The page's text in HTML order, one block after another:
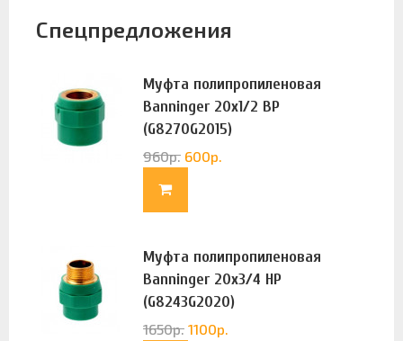
Спецпредложения
Муфта полипропиленовая
Banninger 20х1/2 ВР
(G8270G2015)
960р. 600р.
Муфта полипропиленовая
Banninger 20х3/4 НР
(G8243G2020)
1650р. 1100р.